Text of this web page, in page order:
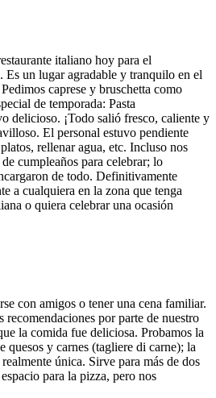
italiano hoy para el
Es un lugar agradable y tranquilo en el
caprese y bruschetta como
de temporada: Pasta
delicioso. ¡Todo salió fresco, caliente y
El personal estuvo pendiente
rellenar agua, etc. Incluso nos
cumpleaños para celebrar; lo
de todo. Definitivamente
a cualquiera en la zona que tenga
o quiera celebrar una ocasión
con amigos o tener una cena familiar.
recomendaciones por parte de nuestro
la comida fue deliciosa. Probamos la
quesos y carnes (tagliere di carne); la
única. Sirve para más de dos
para la pizza, pero nos